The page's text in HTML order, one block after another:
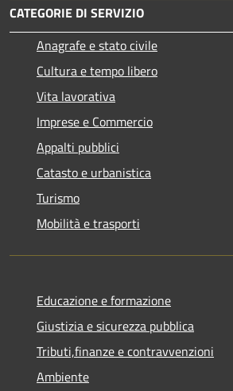
CATEGORIE DI SERVIZIO
Anagrafe e stato civile
Cultura e tempo libero
Vita lavorativa
Imprese e Commercio
Appalti pubblici
Catasto e urbanistica
Turismo
Mobilità e trasporti
Educazione e formazione
Giustizia e sicurezza pubblica
Tributi,finanze e contravvenzioni
Ambiente